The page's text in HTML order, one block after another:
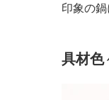
印象の鍋
具材色